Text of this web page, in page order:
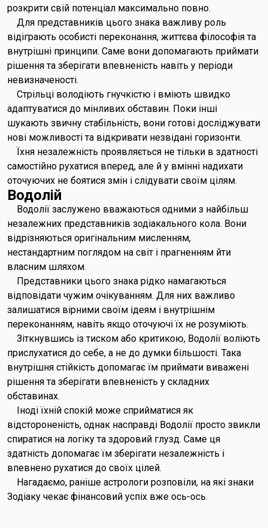
розкрити свій потенціал максимально повно.
Для представників цього знака важливу роль
відіграють особисті переконання, життєва філософія та
внутрішні принципи. Саме вони допомагають приймати
рішення та зберігати впевненість навіть у періоди
невизначеності.
Стрільці володіють гнучкістю і вміють швидко
адаптуватися до мінливих обставин. Поки інші
шукають звичну стабільність, вони готові досліджувати
нові можливості та відкривати незвідані горизонти.
Їхня незалежність проявляється не тільки в здатності
самостійно рухатися вперед, але й у вмінні надихати
оточуючих не боятися змін і слідувати своїм цілям.
Водолій
Водолії заслужено вважаються одними з найбільш
незалежних представників зодіакального кола. Вони
відрізняються оригінальним мисленням,
нестандартним поглядом на світ і прагненням йти
власним шляхом.
Представники цього знака рідко намагаються
відповідати чужим очікуванням. Для них важливо
залишатися вірними своїм ідеям і внутрішнім
переконанням, навіть якщо оточуючі їх не розуміють.
Зіткнувшись із тиском або критикою, Водолії воліють
прислухатися до себе, а не до думки більшості. Така
внутрішня стійкість допомагає їм приймати виважені
рішення та зберігати впевненість у складних
обставинах.
Іноді їхній спокій може сприйматися як
відстороненість, однак насправді Водолії просто звикли
спиратися на логіку та здоровий глузд. Саме ця
здатність допомагає їм зберігати незалежність і
впевнено рухатися до своїх цілей.
Нагадаємо, раніше астрологи розповіли, на які знаки
Зодіаку чекає фінансовий успіх вже ось-ось.